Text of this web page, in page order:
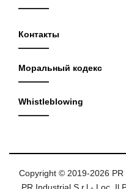
Контакты
Моральный кодекс
Whistleblowing
Copyright © 2019-2026 PR
PR Industrial S.r.l - Loc. Il